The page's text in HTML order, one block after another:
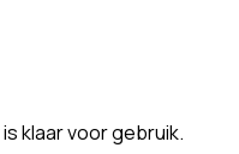
klaar voor gebruik.